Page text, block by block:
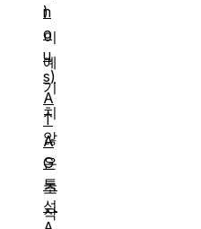
)
이
예
기
치
않
은
조
작
n
o
u
s)
A
T
A
G
특
성